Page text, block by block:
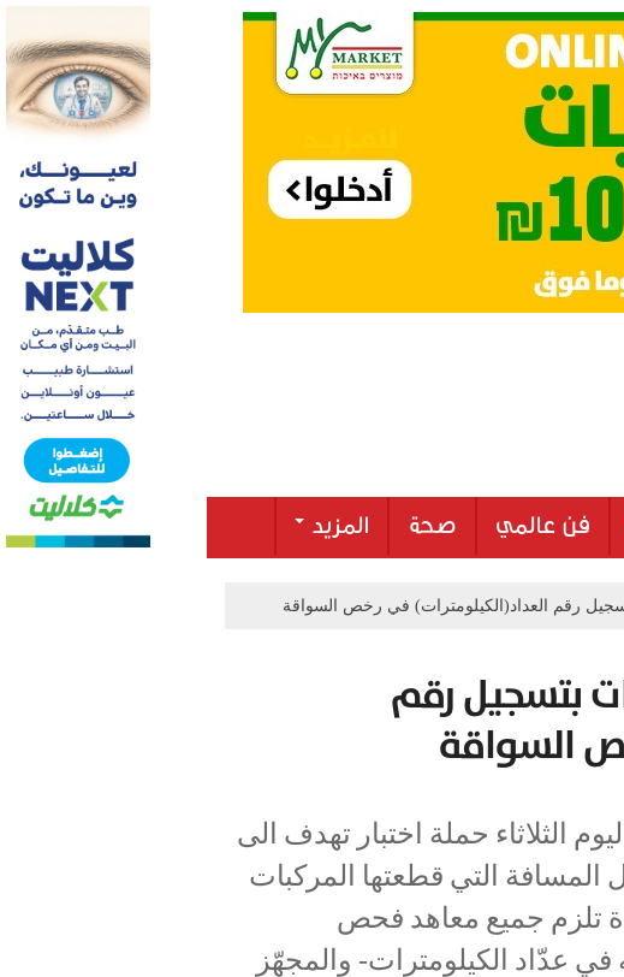
فن عالمي صحة المزيد
رقم العداد(الكيلومترات) في رخص السواقة
بتسجيل رقم
السواقة
الثلاثاء حملة اختبار تهدف الى
التي قطعتها المركبات
تلزم جميع معاهد فحص
في عدّاد الكيلومترات- والمجهّز